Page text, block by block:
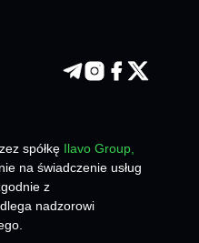
spółkę Ilavo Group,
na świadczenie usług
z
nadzorowi